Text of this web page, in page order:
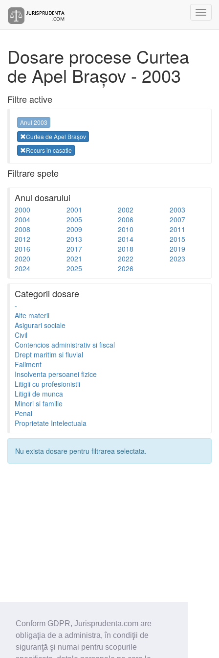
Conform GDPR, Jurisprudenta.com are
obligaţia de a administra, în condiţii de
siguranţă şi numai pentru scopurile
Dosare procese Curtea
de Apel Brașov - 2003
Filtre active
Anul 2003
Curtea de Apel Brașov
Recurs in casatie
Filtrare spete
Anul dosarului
2000 2001 2002
2003
2004
2005 2006
2007
2008
2009 2010
2011
2012
2013 2014
2015
2016
2017 2018
2019
2020
2021 2022
2023
2024
2025 2026
Categorii dosare
-
Alte materii
Asigurari sociale
Civil
Contencios administrativ si fiscal
Drept maritim si fluvial
Faliment
Insolventa persoanei fizice
Litigii cu profesionistii
Litigii de munca
Minori si familie
Penal
Proprietate Intelectuala
Nu exista dosare pentru filtrarea selectata.